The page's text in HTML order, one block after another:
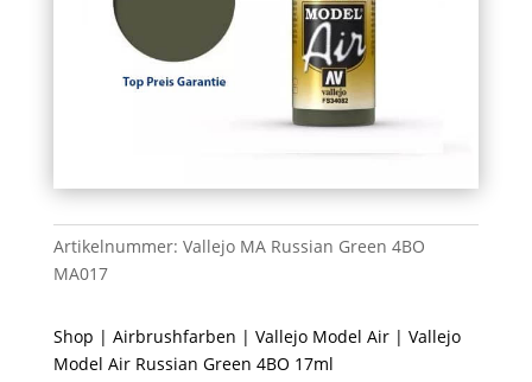
Artikelnummer: Vallejo MA Russian Green 4BO
MA017
Shop | Airbrushfarben | Vallejo Model Air| Vallejo
Model Air Russian Green 4BO 17ml